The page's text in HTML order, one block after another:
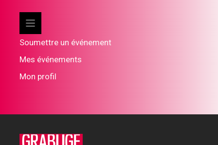
Soumettre un événement
Mes événements
Mon profil